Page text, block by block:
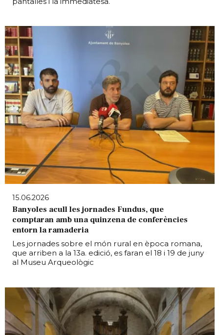
15.06.2026
Banyoles acull les jornades Fundus, que
comptaran amb una quinzena de conferències
entorn la ramaderia
Les jornades sobre el món rural en època romana,
que arriben a la 13a. edició, es faran el 18 i 19 de juny
al Museu Arqueològic